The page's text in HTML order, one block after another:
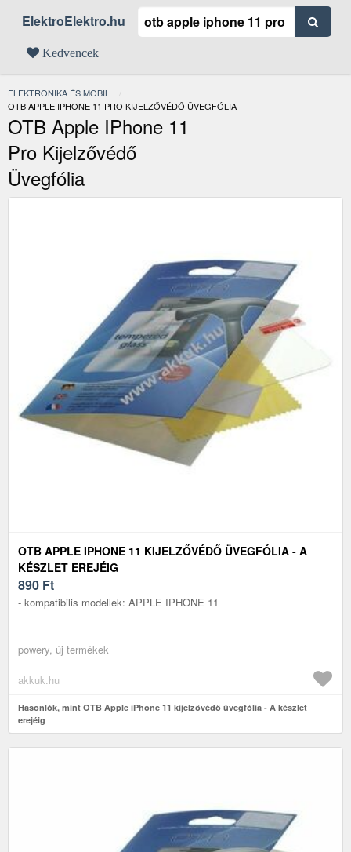
ElektroElektro.hu
Kedvencek
ELEKTRONIKA ÉS MOBIL
JELENLEGI:
OTB APPLE IPHONE 11 PRO KIJELZŐVÉDŐ ÜVEGFÓLIA
OTB Apple IPhone 11
Pro Kijelzővédő
Üvegfólia
OTB APPLE IPHONE 11 KIJELZŐVÉDŐ ÜVEGFÓLIA - A
KÉSZLET EREJÉIG
890 Ft
- kompatibilis modellek: APPLE IPHONE 11
powery, új termékek
akkuk.hu
Hasonlók, mint OTB Apple iPhone 11 kijelzővédő üvegfólia - A készlet
erejéig